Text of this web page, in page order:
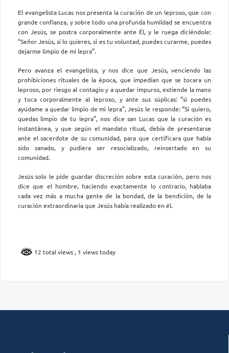
El evangelista Lucas nos presenta la curación de un leproso, que con
grande confianza, y sobre todo una profunda humildad se encuentra
con Jesús, se postra corporalmente ante Él, y le ruega diciéndole:
“Señor Jesús, si lo quieres, si es tu voluntad, puedes curarme, puedes
dejarme limpio de mi lepra”.
Pero avanza el evangelista, y nos dice que Jesús, venciendo las
prohibiciones rituales de la época, que impedían que se tocara un
leproso, por riesgo al contagio y a quedar impuros, extiende la mano
y toca corporalmente al leproso, y ante sus súplicas: “si puedes
ayúdame a quedar limpio de mi lepra”, Jesús le responde: “Si quiero,
quedas limpio de tu lepra”, nos dice san Lucas que la curación es
instantánea, y que según el mandato ritual, debía de presentarse
ante el sacerdote de su comunidad, para que certificara que había
sido sanado, y pudiera ser resocializado, reinsertado en su
comunidad.
Jesús solo le pide guardar discreción sobre esta curación, pero nos
dice que el hombre, haciendo exactamente lo contrario, hablaba
cada vez más a mucha gente de la bondad, de la bendición, de la
curación extraordinaria que Jesús había realizado en él.
12 total views , 1 views today